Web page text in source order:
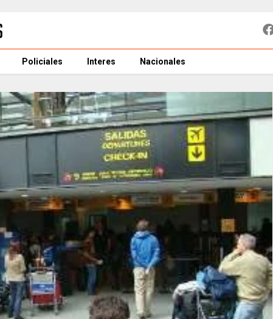
Policiales Interes Nacionales